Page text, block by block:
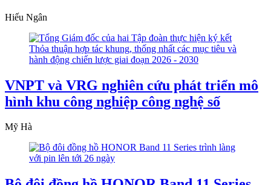
Hiếu Ngân
VNPT và VRG nghiên cứu phát triển mô
hình khu công nghiệp công nghệ số
Mỹ Hà